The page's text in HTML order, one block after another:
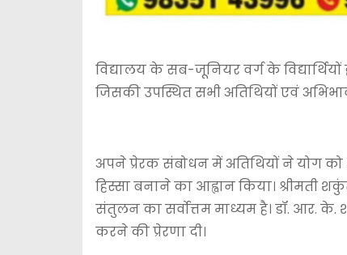
विद्यालय के सब-जूनियर वर्ग के
जिसकी उपस्थित सभी अतिथियों एवं
अपने प्रेरक संबोधन में अतिथियों ने योग
हिस्सा बनाने का आह्वान किया। श्रीमती
संतुलन का सर्वोत्तम माध्यम है। डॉ. आर. के.
करने की प्रेरणा दी।